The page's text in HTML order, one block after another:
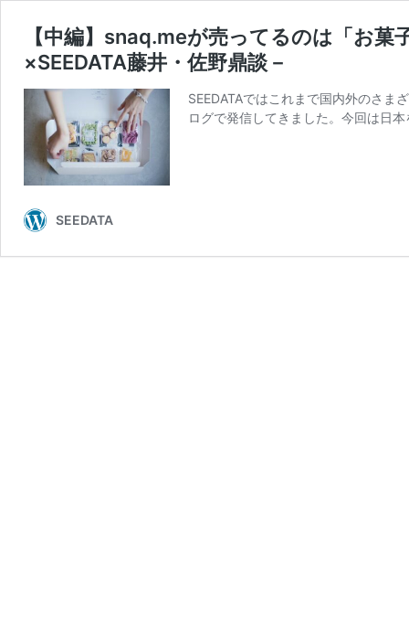
【中編】snaq.meが売ってるのは「お
×SEEDATA藤井・佐野鼎談－
SEEDATAではこれまで国内外のさ
ログで発信してきました。今回は日
SEEDATA